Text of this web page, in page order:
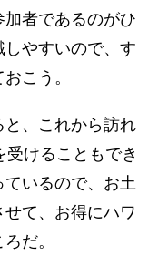
者であるのがひ
やすいので、す
こう。
と、これから訪れ
けることもでき
いるので、お土
て、お得にハワ
だ。